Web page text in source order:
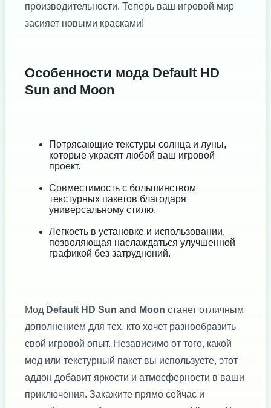
производительности. Теперь ваш игровой мир
засияет новыми красками!
Особенности мода Default HD
Sun and Moon
Потрясающие текстуры солнца и луны,
которые украсят любой ваш игровой
проект.
Совместимость с большинством
текстурных пакетов благодаря
универсальному стилю.
Легкость в установке и использовании,
позволяющая наслаждаться улучшенной
графикой без затруднений.
Мод Default HD Sun and Moon станет отличным
дополнением для тех, кто хочет разнообразить
свой игровой опыт. Независимо от того, какой
мод или текстурный пакет вы используете, этот
аддон добавит яркости и атмосферности в ваши
приключения. Закажите прямо сейчас и